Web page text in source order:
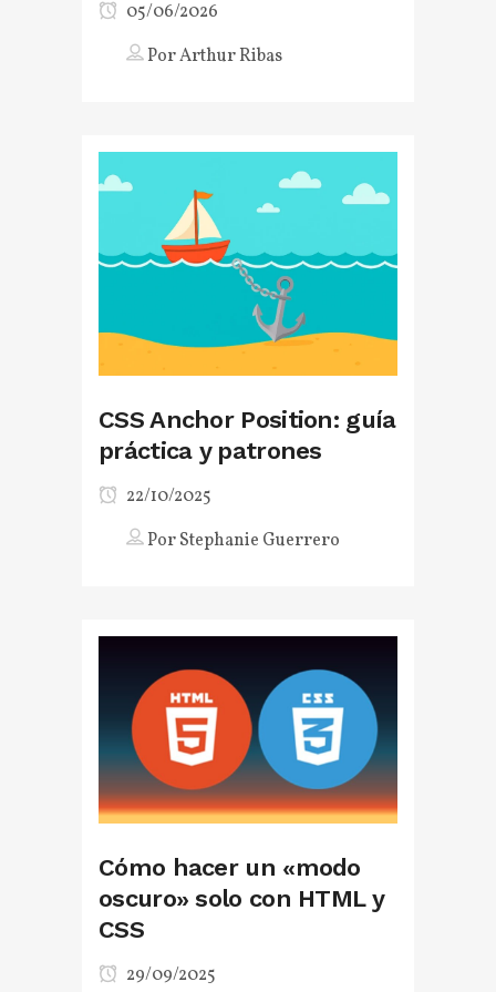
05/06/2026
PorArthur Ribas
CSS Anchor Position: guía
práctica y patrones
22/10/2025
PorStephanie Guerrero
Cómo hacer un «modo
oscuro» solo con HTML y
CSS
29/09/2025